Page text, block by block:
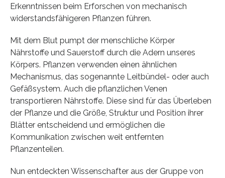
Erkenntnissen beim Erforschen von mechanisch
widerstandsfähigeren Pflanzen führen.
Mit dem Blut pumpt der menschliche Körper
Nährstoffe und Sauerstoff durch die Adern unseres
Körpers. Pflanzen verwenden einen ähnlichen
Mechanismus, das sogenannte Leitbündel- oder auch
Gefäßsystem. Auch die pflanzlichen Venen
transportieren Nährstoffe. Diese sind für das Überleben
der Pflanze und die Größe, Struktur und Position ihrer
Blätter entscheidend und ermöglichen die
Kommunikation zwischen weit entfernten
Pflanzenteilen.
Nun entdeckten Wissenschafter aus der Gruppe von